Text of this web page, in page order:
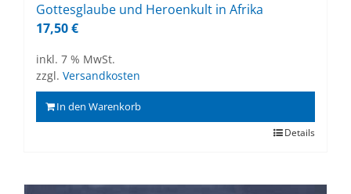
Got­tes­glau­be und He­roen­kult in Afri­ka
17,50€
inkl. 7 % MwSt.
zzgl. Versandkosten
In den Warenkorb
Details